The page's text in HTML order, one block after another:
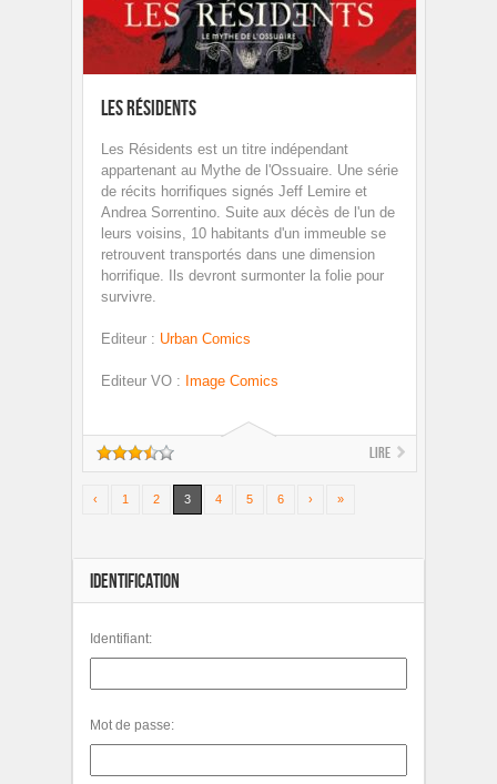
Les Résidents
Les Résidents est un titre indépendant
appartenant au Mythe de l'Ossuaire. Une série
de récits horrifiques signés Jeff Lemire et
Andrea Sorrentino. Suite aux décès de l'un de
leurs voisins, 10 habitants d'un immeuble se
retrouvent transportés dans une dimension
horrifique. Ils devront surmonter la folie pour
survivre.
Editeur : Urban Comics
Editeur VO : Image Comics
Lire
‹ 1 2 3 4 5 6 › »
IDENTIFICATION
Identifiant:
Mot de passe: